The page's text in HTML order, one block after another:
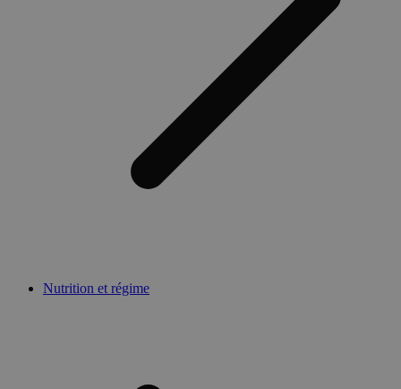
Nutrition et régime